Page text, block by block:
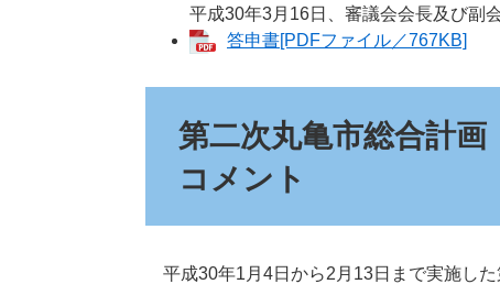
平成30年3月16日、審議会会長及び副
答申書[PDFファイル／767KB]
第二次丸亀市総合計
コメント
平成30年1月4日から2月13日まで実施し